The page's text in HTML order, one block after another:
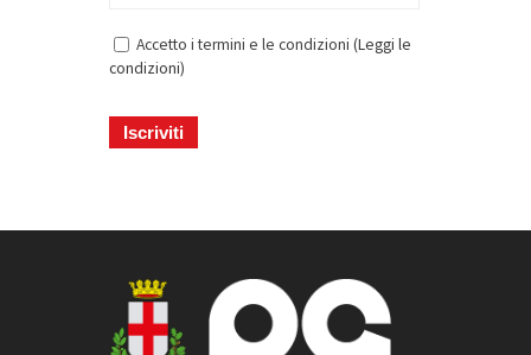
Accetto i termini e le condizioni (Leggi le
condizioni)